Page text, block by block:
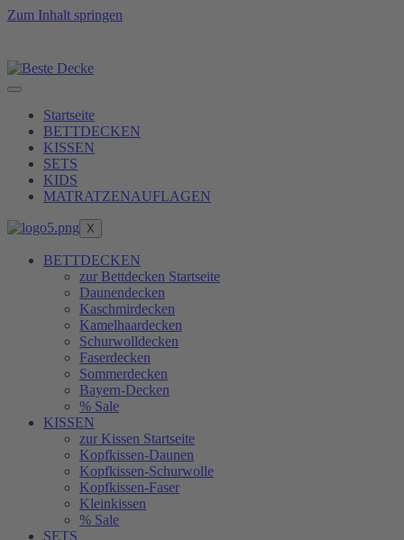
Zum Inhalt springen
Startseite
BETTDECKEN
KISSEN
SETS
KIDS
MATRATZENAUFLAGEN
X
BETTDECKEN
zur Bettdecken Startseite
Daunendecken
Kaschmirdecken
Kamelhaardecken
Schurwolldecken
Faserdecken
Sommerdecken
Bayern-Decken
% Sale
KISSEN
zur Kissen Startseite
Kopfkissen-Daunen
Kopfkissen-Schurwolle
Kopfkissen-Faser
Kleinkissen
% Sale
SETS